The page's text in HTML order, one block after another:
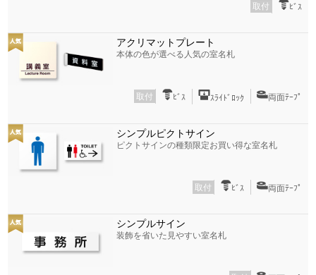
取付 ﾋﾞｽ
アクリマットプレート
本体の色が選べる人気の室名札
取付 ﾋﾞｽ ｽﾗｲﾄﾞﾛｯｸ 両面ﾃｰﾌﾟ
シンプルピクトサイン
ピクトサインの種類限定お買い得な室名札
取付 ﾋﾞｽ 両面ﾃｰﾌﾟ
シンプルサイン
装飾を省いた見やすい室名札